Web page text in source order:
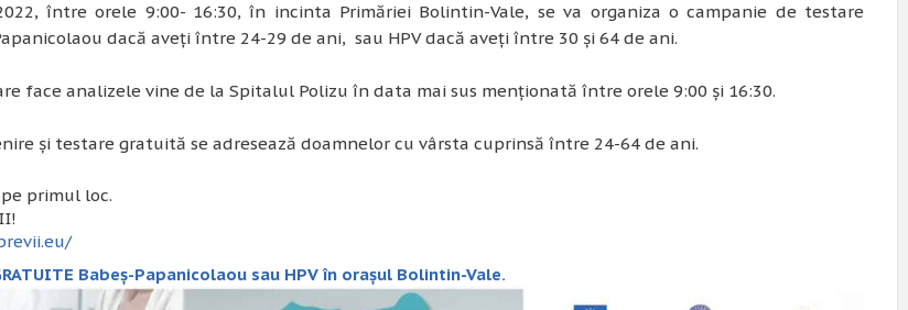
între orele 9:00- 16:30, în incinta Primăriei Bolintin-Vale, se va organiza o campanie de testare
dacă aveți între 24-29 de ani, sau HPV dacă aveți între 30 și 64 de ani.
face analizele vine de la Spitalul Polizu în data mai sus menționată între orele 9:00 și 16:30.
și testare gratuită se adresează doamnelor cu vârsta cuprinsă între 24-64 de ani.
primul loc.
Babeș-Papanicolaou sau HPV în orașul Bolintin-Vale.